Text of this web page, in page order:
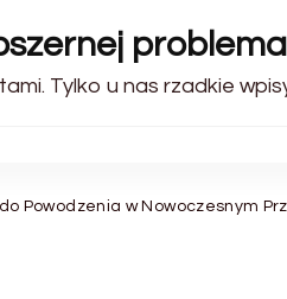
Tylko u nas rzadkie
Powodzenia w Nowoczesnym